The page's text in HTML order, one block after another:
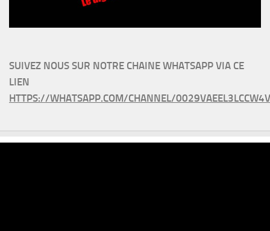
SUIVEZ NOUS SUR NOTRE CHAINE WHATSAPP VIA CE
LIEN
HTTPS://WHATSAPP.COM/CHANNEL/